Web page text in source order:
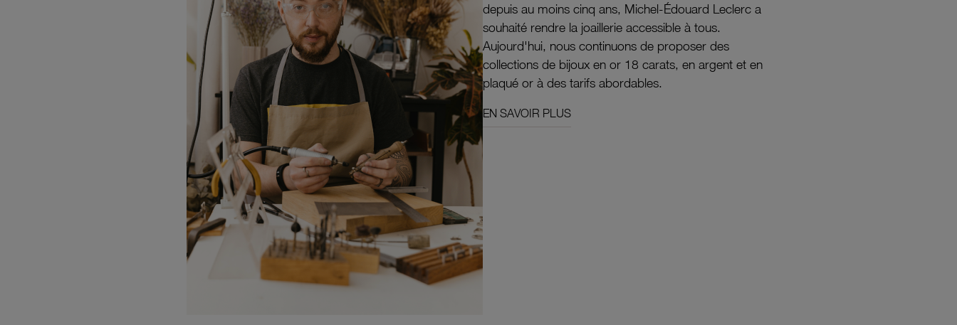
depuis au moins cinq ans, Michel-Édouard Leclerc a
souhaité rendre la joaillerie accessible à tous.
Aujourd'hui, nous continuons de proposer des
collections de bijoux en or 18 carats, en argent et en
plaqué or à des tarifs abordables.
EN SAVOIR PLUS